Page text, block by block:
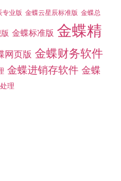
专业版 金蝶云星辰标准版 金蝶总
金蝶标准版 金蝶精
网页版 金蝶财务软件
金蝶进销存软件 金蝶
理